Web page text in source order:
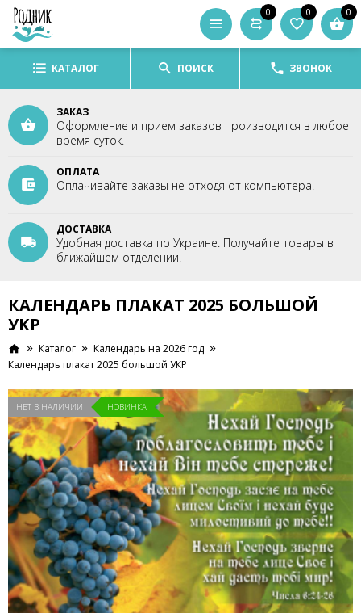
0 0 0
КАТАЛОГ ПОИСК ЗВОНОК
ЗАКАЗ
Оформление и прием заказов производится в любое
время суток.
ОПЛАТА
Оплачивайте заказы не отходя от компьютера.
ДОСТАВКА
Удобная доставка по Украине. Получайте товары в
ближайшем отделении.
КАЛЕНДАРЬ ПЛАКАТ 2025 БОЛЬШОЙ
УКР
Каталог
Календарь на 2026 год
Календарь плакат 2025 большой УКР
НЕТ В НАЛИЧИИ НОВИНКА